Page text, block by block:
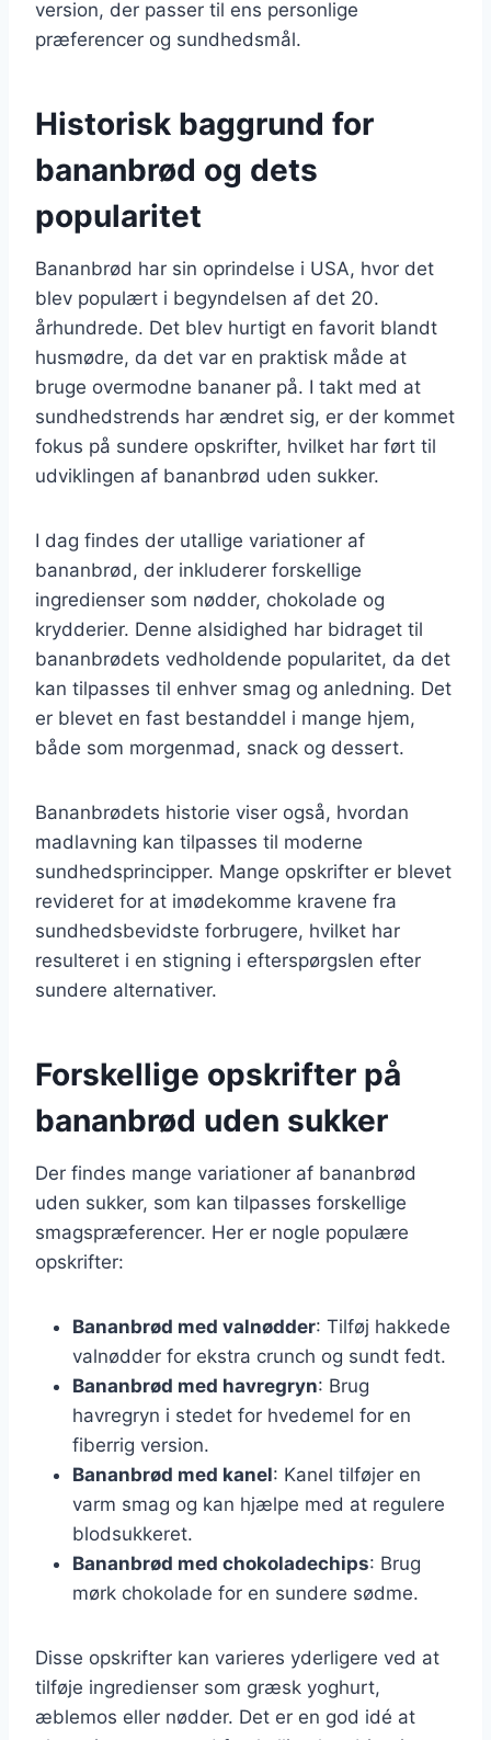
version, der passer til ens personlige
præferencer og sundhedsmål.
Historisk baggrund for
bananbrød og dets
popularitet
Bananbrød har sin oprindelse i USA, hvor det
blev populært i begyndelsen af det 20.
århundrede. Det blev hurtigt en favorit blandt
husmødre, da det var en praktisk måde at
bruge overmodne bananer på. I takt med at
sundhedstrends har ændret sig, er der kommet
fokus på sundere opskrifter, hvilket har ført til
udviklingen af bananbrød uden sukker.
I dag findes der utallige variationer af
bananbrød, der inkluderer forskellige
ingredienser som nødder, chokolade og
krydderier. Denne alsidighed har bidraget til
bananbrødets vedholdende popularitet, da det
kan tilpasses til enhver smag og anledning. Det
er blevet en fast bestanddel i mange hjem,
både som morgenmad, snack og dessert.
Bananbrødets historie viser også, hvordan
madlavning kan tilpasses til moderne
sundhedsprincipper. Mange opskrifter er blevet
revideret for at imødekomme kravene fra
sundhedsbevidste forbrugere, hvilket har
resulteret i en stigning i efterspørgslen efter
sundere alternativer.
Forskellige opskrifter på
bananbrød uden sukker
Der findes mange variationer af bananbrød
uden sukker, som kan tilpasses forskellige
smagspræferencer. Her er nogle populære
opskrifter:
Bananbrød med valnødder: Tilføj hakkede
valnødder for ekstra crunch og sundt fedt.
Bananbrød med havregryn: Brug
havregryn i stedet for hvedemel for en
fiberrig version.
Bananbrød med kanel: Kanel tilføjer en
varm smag og kan hjælpe med at regulere
blodsukkeret.
Bananbrød med chokoladechips: Brug
mørk chokolade for en sundere sødme.
Disse opskrifter kan varieres yderligere ved at
tilføje ingredienser som græsk yoghurt,
æblemos eller nødder. Det er en god idé at